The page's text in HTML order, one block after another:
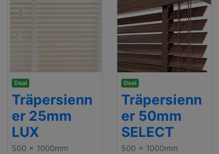
Deal
Träpersienn
er 25mm
LUX
500 x 1000mm
Deal
Träpersienn
er 50mm
SELECT
500 x 1000mm